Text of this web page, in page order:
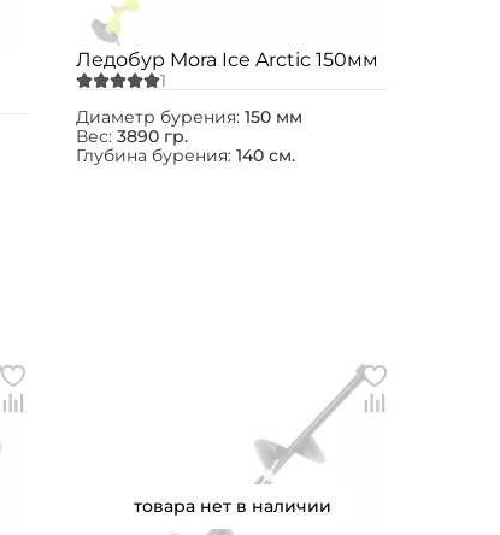
Ледобур Mora Ice Arctic 150мм
Диаметр бурения: 150 мм
Вес: 3890 гр.
Глубина бурения: 140 см.
товара нет в наличии